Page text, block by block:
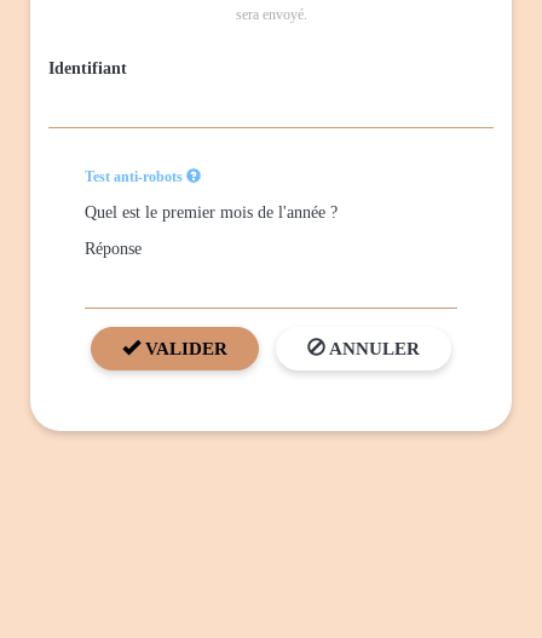
sera envoyé.
Identifiant
Test anti-robots
Quel est le premier mois de l'année ?
Réponse
VALIDER ANNULER